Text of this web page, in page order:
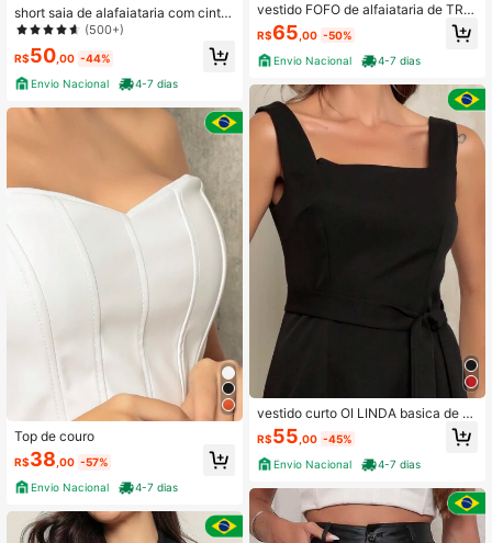
short saia de alafaiataria com cinto
marrom ou preto
(500+)
R$50 ,00 -44%
Envio Nacional
4-7 dias
Top de couro
R$38 ,00 -57%
Envio Nacional
4-7 dias
vestido FOFO de alfaiataria de TRA
NCA com bojo com ziper do lado
R$65 ,00 -50%
Envio Nacional
4-7 dias
vestido curto OI LINDA basica de al
ca larga com cinto
R$55 ,00 -45%
Envio Nacional
4-7 dias